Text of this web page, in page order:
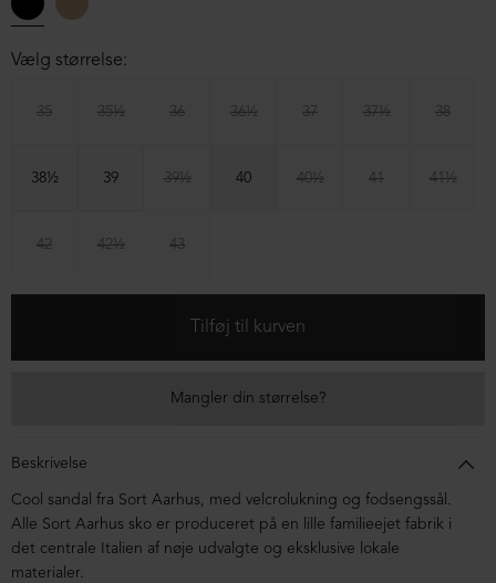
Vælg størrelse:
35 35½ 36 36½ 37 37½ 38
38½ 39 39½ 40 40½ 41 41½
42 42½ 43
Mangler din størrelse?
Beskrivelse
Cool sandal fra Sort Aarhus, med velcrolukning og fodsengssål.
Alle Sort Aarhus sko er produceret på en lille familieejet fabrik i
det centrale Italien af nøje udvalgte og eksklusive lokale
materialer.